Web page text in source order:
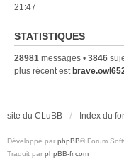
21:47
STATISTIQUES
28981 messages • 3846
plus récent est
site du CLuBB Index du
Développé par phpBB® Forum
Traduit par phpBB-fr.com